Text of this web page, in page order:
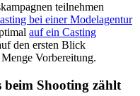
teilnehmen
bei einer Modelagentur
auf ein Casting
den ersten Blick
Vorbereitung.
beim Shooting zählt